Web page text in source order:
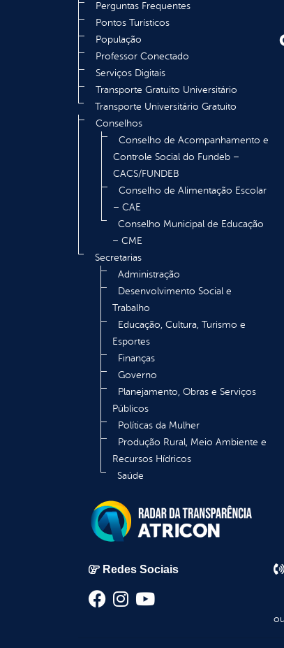
Perguntas Frequentes
Pontos Turísticos
População
Professor Conectado
Serviços Digitais
Transporte Gratuito Universitário
Transporte Universitário Gratuito
Conselhos
Conselho de Acompanhamento e
Controle Social do Fundeb –
CACS/FUNDEB
Conselho de Alimentação Escolar
– CAE
Conselho Municipal de Educação
– CME
Secretarias
Administração
Desenvolvimento Social e
Trabalho
Educação, Cultura, Turismo e
Esportes
Finanças
Governo
Planejamento, Obras e Serviços
Públicos
Políticas da Mulher
Produção Rural, Meio Ambiente e
Recursos Hídricos
Saúde
Redes Sociais